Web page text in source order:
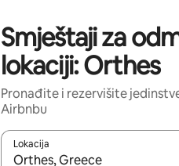
Smještaji za
lokaciji: Orthes
Pronađite i rezervišite
Airbnbu
Lokacija
Kad rezultati budu dostupni,